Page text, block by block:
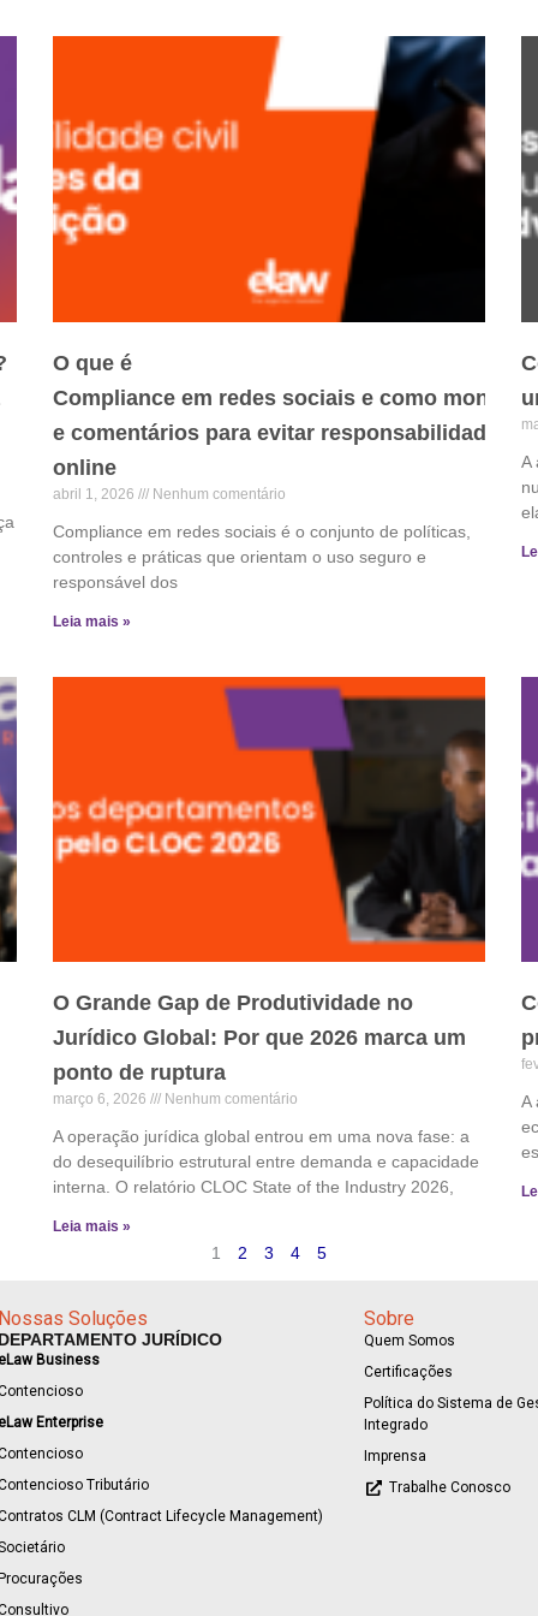
O que é
Compliance em redes sociais e como
e comentários para evitar responsabilidade
online
abril 1, 2026 Nenhum comentário
Compliance em redes sociais é o conjunto de políticas,
controles e práticas que orientam o uso seguro e
responsável dos
Leia mais »
A
O Grande Gap de Produtividade no
Jurídico Global: Por que 2026 marca um
ponto de ruptura
março 6, 2026 Nenhum comentário
A operação jurídica global entrou em uma nova fase: a
do desequilíbrio estrutural entre demanda e capacidade
interna. O relatório CLOC State of the Industry 2026,
Leia mais »
A
1 2 3 4 5
Soluções
JURÍDICO
Business
Enterprise
Tributário
CLM (Contract Lifecycle Management)
Sobre
Quem Somos
Certificações
Política do Sistema de
Integrado
Imprensa
Trabalhe Conosco